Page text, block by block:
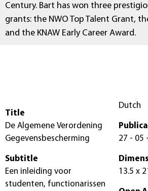
Century. Bart has won three
grants: the NWO Top Talent Grant,
and the KNAW Early Career Award.
Title
De Algemene Verordening
Gegevensbescherming
Subtitle
Een inleiding voor
studenten, functionarissen
Dutch
27 - 05